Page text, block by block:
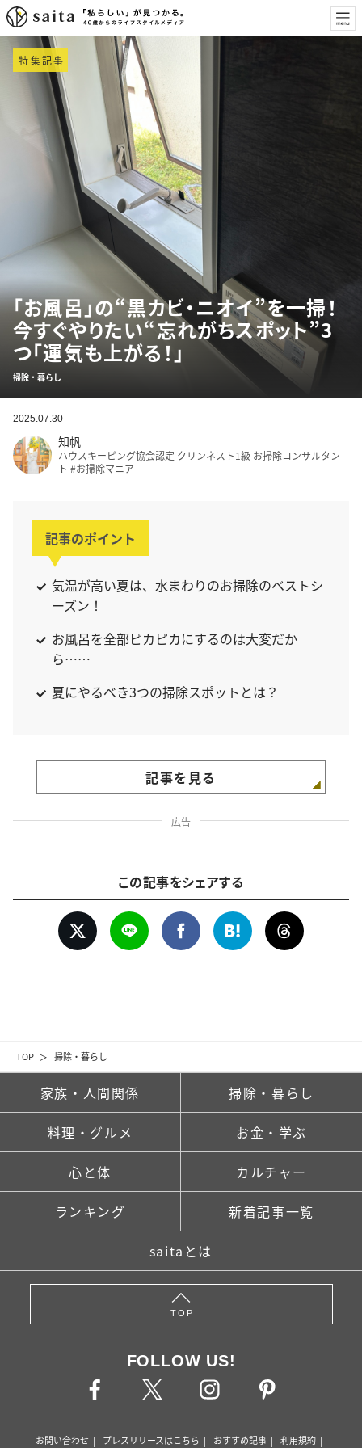
TOP 掃除・暮らし
特集記事
「お風呂」の“黒カビ・ニオイ”を一掃！
今すぐやりたい“忘れがちスポット”3
つ「運気も上がる！」
掃除・暮らし
2025.07.30
知帆
ハウスキーピング協会認定 クリンネスト1級 お掃除コンサルタン
ト #お掃除マニア
記事のポイント
気温が高い夏は、水まわりのお掃除のベストシ
ーズン！
お風呂を全部ピカピカにするのは大変だか
ら……
夏にやるべき3つの掃除スポットとは？
記事を見る
広告
この記事をシェアする
家族・人間関係 掃除・暮らし
料理・グルメ お金・学ぶ
心と体 カルチャー
ランキング 新着記事一覧
saitaとは
TOP
FOLLOW US!
お問い合わせ プレスリリースはこちら おすすめ記事 利用規約